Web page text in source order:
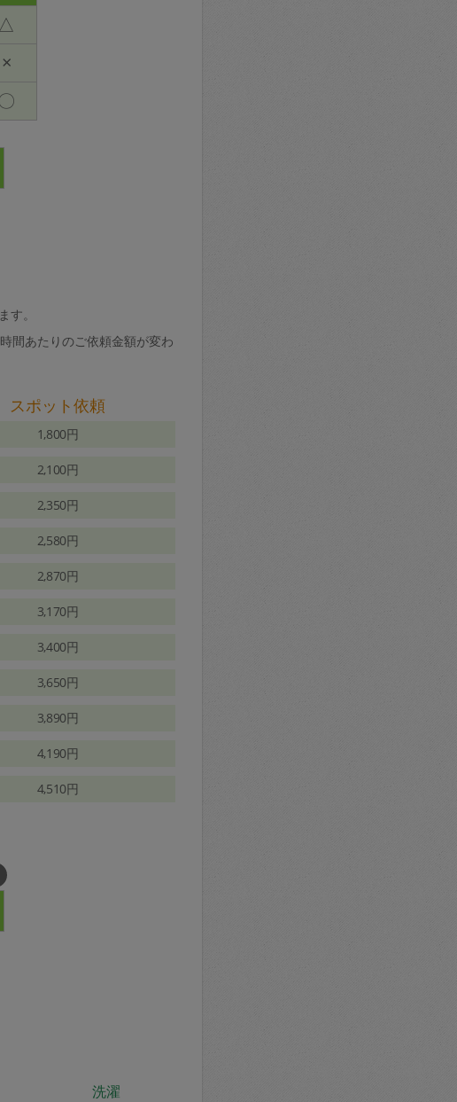
△
×
す。
間あたりのご依頼金額が変わ
スポット依頼
1,800円
2,100円
2,350円
2,580円
2,870円
3,170円
3,400円
3,650円
3,890円
4,190円
4,510円
洗濯